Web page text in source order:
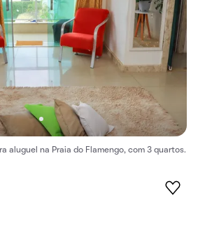
aluguel na Praia do Flamengo, com 3 quartos.